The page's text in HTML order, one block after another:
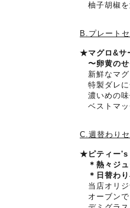
柚子胡椒を
B.プレートセ
★マグロ&サ
〜卵黄のせ
新鮮なマグ
特製ダレに
濃いめの味
ベストマッ
C.週替わりセ
★ ピティー
＊熱々ジュ
＊日替わり
当店オリジ
オーブンで